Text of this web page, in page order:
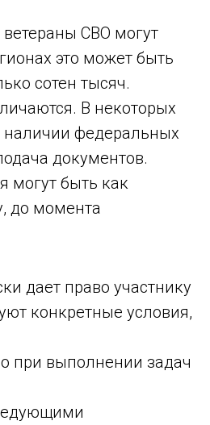
СВО могут
это может быть
сотен тысяч.
В некоторых
наличии федеральных
документов.
могут быть как
до момента
дает право участнику
конкретные условия,
при выполнении задач